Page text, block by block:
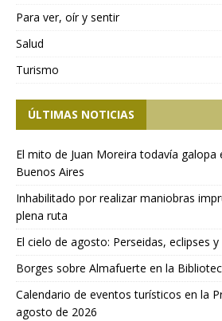
Para ver, oír y sentir
Salud
Turismo
ÚLTIMAS NOTICIAS
El mito de Juan Moreira todavía galopa
Buenos Aires
Inhabilitado por realizar maniobras
plena ruta
El cielo de agosto: Perseidas, eclipses
Borges sobre Almafuerte en la
Calendario de eventos turísticos en la
agosto de 2026